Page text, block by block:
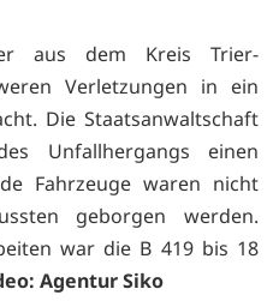
aus dem Kreis Trier-
Verletzungen in ein
Die Staatsanwaltschaft
Unfallhergangs einen
Fahrzeuge waren nicht
geborgen werden.
war die B 419 bis 18
Agentur Siko